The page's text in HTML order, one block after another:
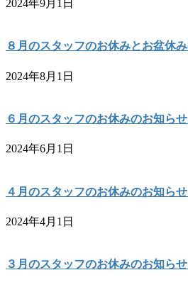
2024年9月1日
８月のスタッフのお休みとお盆休み
2024年8月1日
６月のスタッフのお休みのお知らせ
2024年6月1日
４月のスタッフのお休みのお知らせ
2024年4月1日
３月のスタッフのお休みのお知らせ